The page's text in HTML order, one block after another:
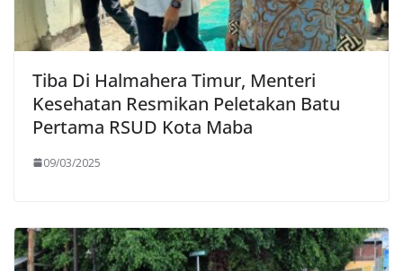
Tiba Di Halmahera Timur, Menteri
Kesehatan Resmikan Peletakan Batu
Pertama RSUD Kota Maba
09/03/2025